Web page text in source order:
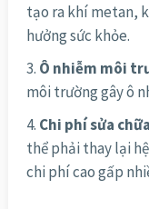
tạo ra khí metan,
hưởng sức khỏe.
Ô nhiễm môi
môi trường gây ô
Chi phí sửa
thể phải thay lại
chi phí cao gấp